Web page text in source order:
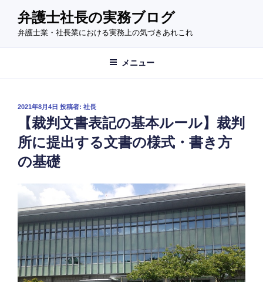
ン
へ
弁護士社長の実務ブログ
弁護士業・社長業における実務上の気づきあれこれ
メニュー
投
2021年8月4日 投稿者: 社長
【裁判文書表記の基本ルール】裁判
所に提出する文書の様式・書き方
の基礎